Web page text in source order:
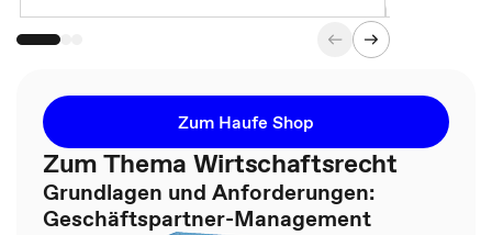
Zum Haufe Shop
Zum Thema Wirtschaftsrecht
Grundlagen und Anforderungen:
Geschäftspartner-Management